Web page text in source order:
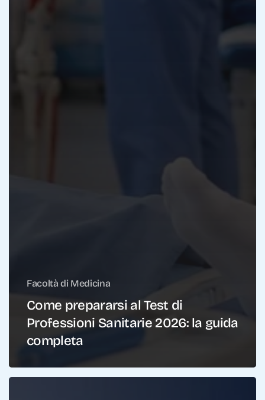
Facoltà di Medicina
Come prepararsi al Test di
Professioni Sanitarie 2026: la guida
completa